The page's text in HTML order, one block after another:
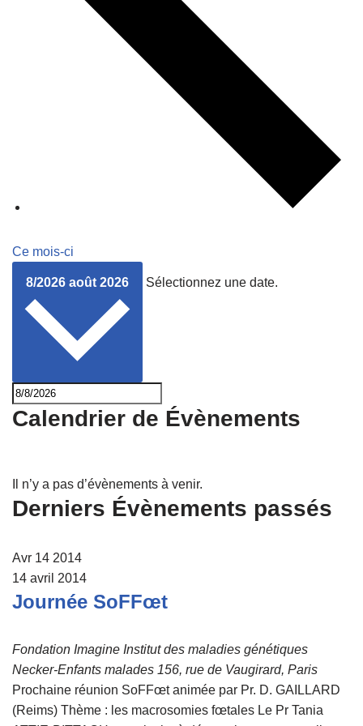
Ce mois-ci
8/2026 août 2026 Sélectionnez une date.
Calendrier de Évènements
Il n’y a pas d’évènements à venir.
Derniers Évènements passés
Avr 14 2014
14 avril 2014
Journée SoFFœt
Fondation Imagine Institut des maladies génétiques
Necker-Enfants malades 156, rue de Vaugirard, Paris
Prochaine réunion SoFFœt animée par Pr. D. GAILLARD
(Reims) Thème : les macrosomies fœtales Le Pr Tania